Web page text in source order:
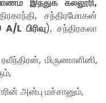
, சந்திரமோகன்
A/Lபிரிவு),சந்திரகலா
ரவீந்திரன், மிருணாளினி,
,
அன்பு மச்சானும்,